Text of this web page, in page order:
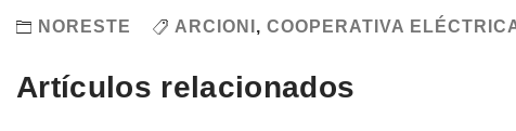
NORESTE ARCIONI , COOPERATIVA
Artículos relacionados